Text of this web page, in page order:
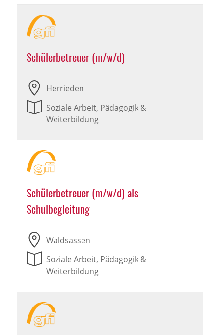
Schülerbetreuer (m/w/d)
Herrieden
Soziale Arbeit, Pädagogik &
Weiterbildung
Schülerbetreuer (m/w/d) als
Schulbegleitung
Waldsassen
Soziale Arbeit, Pädagogik &
Weiterbildung